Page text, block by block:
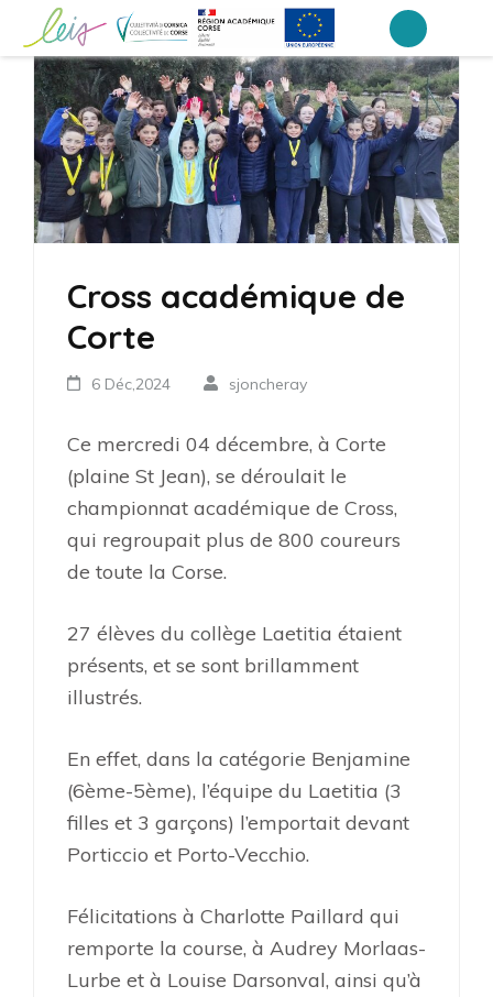
contenu
(Pressez
Entrée)
Collège Laetitia Bonaparte – Ajaccio
Cross académique de
Corte
6 Déc,2024 sjoncheray
Ce mercredi 04 décembre, à Corte
(plaine St Jean), se déroulait le
championnat académique de Cross,
qui regroupait plus de 800 coureurs
de toute la Corse.
27 élèves du collège Laetitia étaient
présents, et se sont brillamment
illustrés.
En effet, dans la catégorie Benjamine
(6ème-5ème), l’équipe du Laetitia (3
filles et 3 garçons) l’emportait devant
Porticcio et Porto-Vecchio.
Félicitations à Charlotte Paillard qui
remporte la course, à Audrey Morlaas-
Lurbe et à Louise Darsonval, ainsi qu’à